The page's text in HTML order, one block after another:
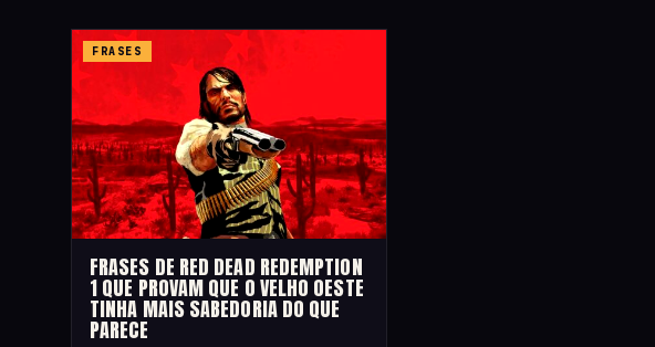
FRASES
FRASES DE RED DEAD REDEMPTION
1 QUE PROVAM QUE O VELHO OESTE
TINHA MAIS SABEDORIA DO QUE
PARECE